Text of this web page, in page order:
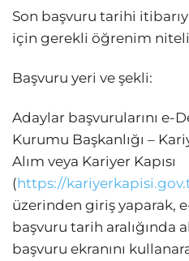
Son başvuru tarihi
için gerekli öğrenim
Başvuru yeri ve şekli:
Adaylar başvurularını e-
Kurumu Başkanlığı –
Alım veya Kariyer Kapısı
(https://
üzerinden giriş yaparak,
başvuru tarih aralığında
başvuru ekranını